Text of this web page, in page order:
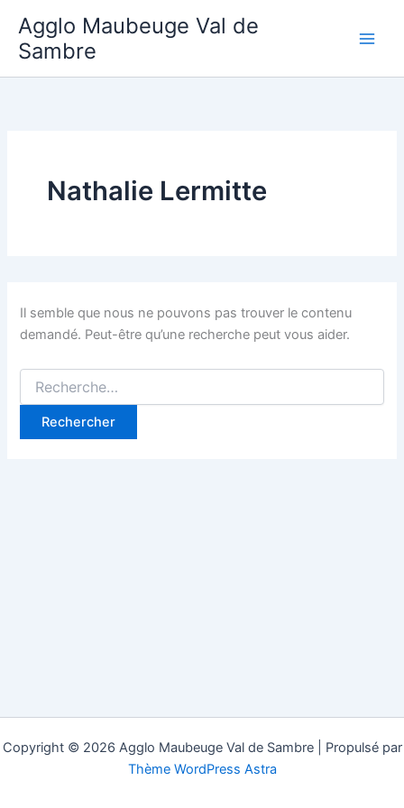
contenu
Agglo Maubeuge Val de
Sambre
Nathalie Lermitte
Il semble que nous ne pouvons pas trouver le contenu
demandé. Peut-être qu’une recherche peut vous aider.
Rechercher :
Copyright © 2026 Agglo Maubeuge Val de Sambre | Propulsé par
Thème WordPress Astra